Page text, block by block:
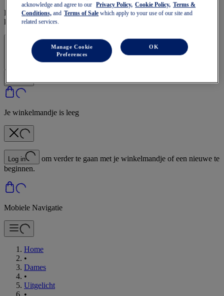
Profiteer van gratis verzending, gratis retourneren, exclusieve
kortingen en meer met OneASICS™-voordelen.
Aanmelden | Account maken
Je winkelmandje is leeg
Log in
om verder te gaan met je winkelmandje of een nieuwe te
beginnen.
Mobiele Navigatie
Home
•
Dames
•
Uitgelicht
acknowledge and agree to our
Privacy Policy, Cookie Policy, Terms &
Conditions, and Terms of Sale which apply to your use of our site and
related services.
Manage Cookie
Preferences
OK